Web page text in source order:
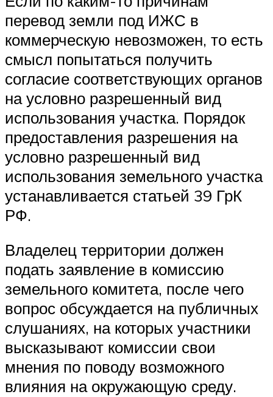
перевод земли под ИЖС в
коммерческую невозможен, то есть
смысл попытаться получить
согласие соответствующих органов
на условно разрешенный вид
использования участка. Порядок
предоставления разрешения на
условно разрешенный вид
использования земельного участка
устанавливается статьей 39 ГрК
РФ.
Владелец территории должен
подать заявление в комиссию
земельного комитета, после чего
вопрос обсуждается на публичных
слушаниях, на которых участники
высказывают комиссии свои
мнения по поводу возможного
влияния на окружающую среду.